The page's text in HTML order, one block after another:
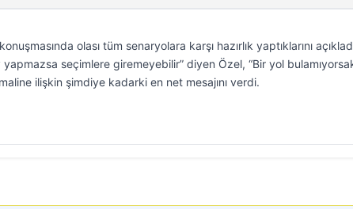
olası tüm senaryolara karşı hazırlık yaptıklarını
seçimlere giremeyebilir” diyen Özel, “Bir yol
ilişkin şimdiye kadarki en net mesajını verdi.